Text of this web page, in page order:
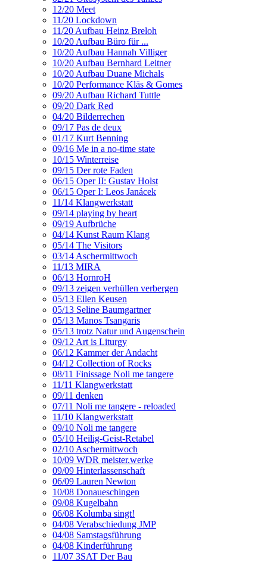
12/20 Meet
11/20 Lockdown
11/20 Aufbau Heinz Breloh
10/20 Aufbau Büro für ...
10/20 Aufbau Hannah Villiger
10/20 Aufbau Bernhard Leitner
10/20 Aufbau Duane Michals
10/20 Performance Kläs & Gomes
09/20 Aufbau Richard Tuttle
09/20 Dark Red
04/20 Bilderrechen
09/17 Pas de deux
01/17 Kurt Benning
09/16 Me in a no-time state
10/15 Winterreise
09/15 Der rote Faden
06/15 Oper II: Gustav Holst
06/15 Oper I: Leos Janácek
11/14 Klangwerkstatt
09/14 playing by heart
09/19 Aufbrüche
04/14 Kunst Raum Klang
05/14 The Visitors
03/14 Aschermittwoch
11/13 MIRA
06/13 HornroH
09/13 zeigen verhüllen verbergen
05/13 Ellen Keusen
05/13 Seline Baumgartner
05/13 Manos Tsangaris
05/13 trotz Natur und Augenschein
09/12 Art is Liturgy
06/12 Kammer der Andacht
04/12 Collection of Rocks
08/11 Finissage Noli me tangere
11/11 Klangwerkstatt
09/11 denken
07/11 Noli me tangere - reloaded
11/10 Klangwerkstatt
09/10 Noli me tangere
05/10 Heilig-Geist-Retabel
02/10 Aschermittwoch
10/09 WDR meister.werke
09/09 Hinterlassenschaft
06/09 Lauren Newton
10/08 Donaueschingen
09/08 Kugelbahn
06/08 Kolumba singt!
04/08 Verabschiedung JMP
04/08 Samstagsführung
04/08 Kinderführung
11/07 3SAT Der Bau